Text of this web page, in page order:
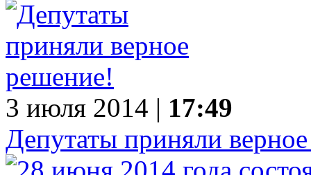
3 июля 2014 | 17:49
Депутаты приняли